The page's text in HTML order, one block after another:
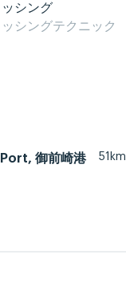
シング
ッシングテクニック
御前崎港 51km